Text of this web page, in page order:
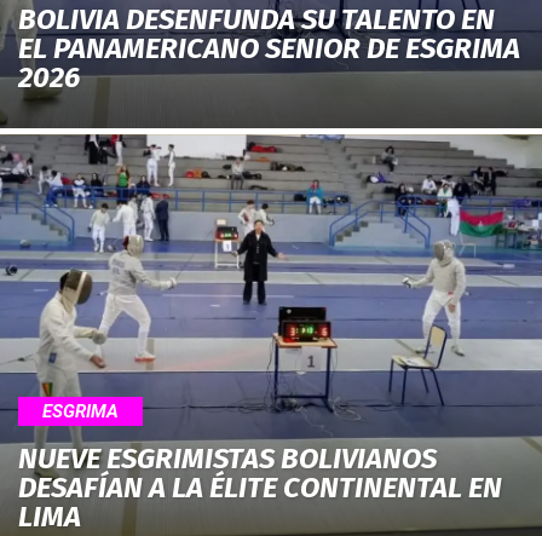
BOLIVIA DESENFUNDA SU TALENTO EN
EL PANAMERICANO SENIOR DE ESGRIMA
2026
ESGRIMA
NUEVE ESGRIMISTAS BOLIVIANOS
DESAFÍAN A LA ÉLITE CONTINENTAL EN
LIMA